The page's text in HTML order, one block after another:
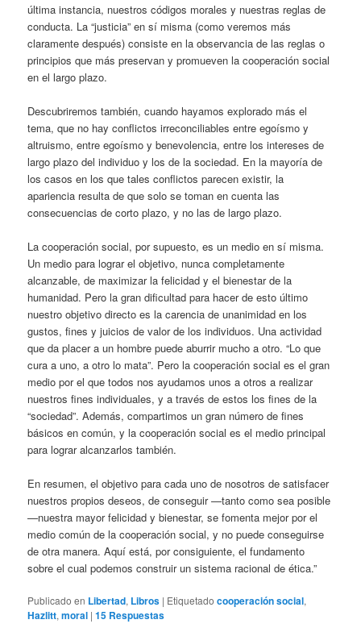
última instancia, nuestros códigos morales y nuestras reglas de
conducta. La “justicia” en sí misma (como veremos más
claramente después) consiste en la observancia de las reglas o
principios que más preservan y promueven la cooperación social
en el largo plazo.
Descubriremos también, cuando hayamos explorado más el
tema, que no hay conflictos irreconciliables entre egoísmo y
altruismo, entre egoísmo y benevolencia, entre los intereses de
largo plazo del individuo y los de la sociedad. En la mayoría de
los casos en los que tales conflictos parecen existir, la
apariencia resulta de que solo se toman en cuenta las
consecuencias de corto plazo, y no las de largo plazo.
La cooperación social, por supuesto, es un medio en sí misma.
Un medio para lograr el objetivo, nunca completamente
alcanzable, de maximizar la felicidad y el bienestar de la
humanidad. Pero la gran dificultad para hacer de esto último
nuestro objetivo directo es la carencia de unanimidad en los
gustos, fines y juicios de valor de los individuos. Una actividad
que da placer a un hombre puede aburrir mucho a otro. “Lo que
cura a uno, a otro lo mata”. Pero la cooperación social es el gran
medio por el que todos nos ayudamos unos a otros a realizar
nuestros fines individuales, y a través de estos los fines de la
“sociedad”. Además, compartimos un gran número de fines
básicos en común, y la cooperación social es el medio principal
para lograr alcanzarlos también.
En resumen, el objetivo para cada uno de nosotros de satisfacer
nuestros propios deseos, de conseguir —tanto como sea posible
—nuestra mayor felicidad y bienestar, se fomenta mejor por el
medio común de la cooperación social, y no puede conseguirse
de otra manera. Aquí está, por consiguiente, el fundamento
sobre el cual podemos construir un sistema racional de ética.”
Publicado en Libertad, Libros | Etiquetado cooperación social,
Hazlitt,moral |15 Respuestas